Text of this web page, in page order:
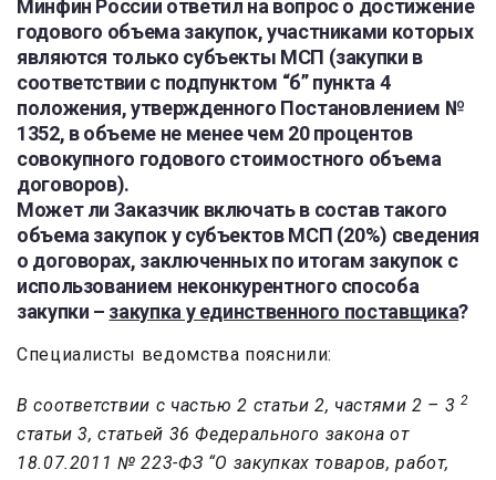
Минфин России ответил на вопрос о достижение
годового объема закупок, участниками которых
являются только субъекты МСП (закупки в
соответствии с подпунктом “б” пункта 4
положения, утвержденного Постановлением №
1352, в объеме не менее чем 20 процентов
совокупного годового стоимостного объема
договоров).
Может ли Заказчик включать в состав такого
объема закупок у субъектов МСП (20%) сведения
о договорах, заключенных по итогам закупок с
использованием неконкурентного способа
закупки – закупка у единственного поставщика?
Специалисты ведомства пояснили:
В соответствии с частью 2 статьи 2, частями 2 – 32
статьи 3, статьей 36 Федерального закона от
18.07.2011 № 223-ФЗ “О закупках товаров, работ,